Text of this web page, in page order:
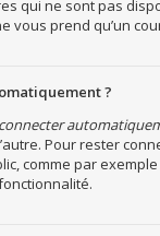
qui ne sont pas
vous prend qu’un
?
Pour rester
comme par